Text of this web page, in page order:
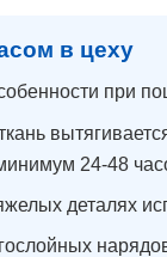
в цеху
при
24-48
деталях